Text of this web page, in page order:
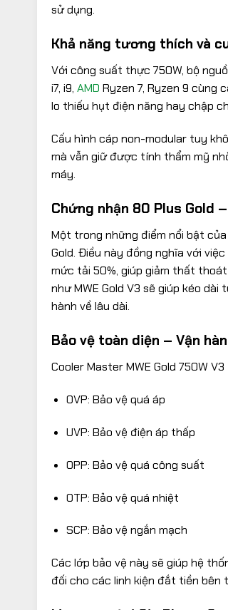
sử dụng.
Khả năng tương thích và
Với công suất thực 750W, bộ
i7, i9, AMD Ryzen 7, Ryzen 9 cùng
lo thiếu hụt điện năng hay chập
Cấu hình cáp non-modular tuy
mà vẫn giữ được tính thẩm mỹ
máy.
Chứng nhận 80 Plus Gold
Một trong những điểm nổi bật của
Gold. Điều này đồng nghĩa với
mức tải 50%, giúp giảm thất
như MWE Gold V3 sẽ giúp kéo
hành về lâu dài.
Bảo vệ toàn diện – Vận
Cooler Master MWE Gold 750W
OVP: Bảo vệ quá áp
UVP: Bảo vệ điện áp thấp
OPP: Bảo vệ quá công suất
OTP: Bảo vệ quá nhiệt
SCP: Bảo vệ ngắn mạch
Các lớp bảo vệ này sẽ giúp hệ
đối cho các linh kiện đắt tiền bên